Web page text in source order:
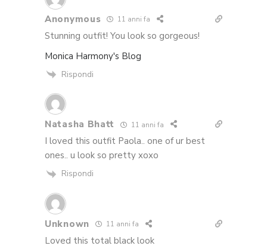
Anonymous 11 anni fa
Stunning outfit! You look so gorgeous!
Monica Harmony's Blog
Rispondi
Natasha Bhatt 11 anni fa
I loved this outfit Paola.. one of ur best
ones.. u look so pretty xoxo
Rispondi
Unknown 11 anni fa
Loved this total black look